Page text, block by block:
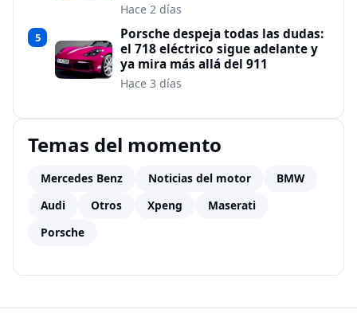
Hace 2 días
5
Porsche despeja todas las dudas:
el 718 eléctrico sigue adelante y
ya mira más allá del 911
Hace 3 días
Temas del momento
Mercedes Benz Noticias del motor
BMW
Audi
Otros Xpeng
Maserati
Porsche